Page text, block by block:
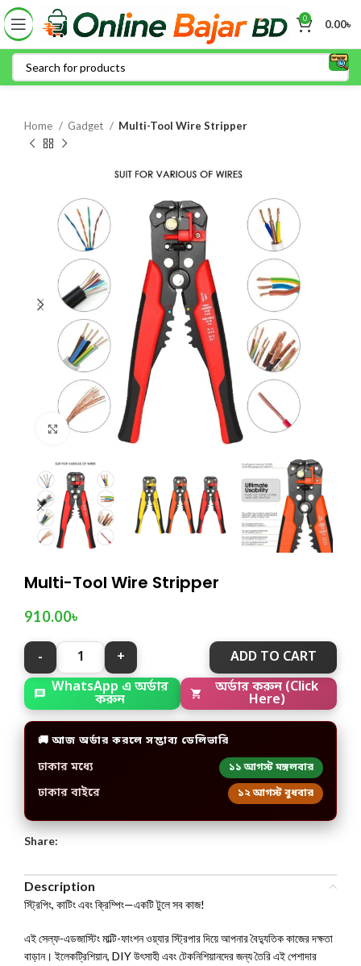
0 0.00৳
Home Gadget Multi-Tool Wire Stripper
Click to enlarge
Multi-Tool Wire Stripper
910.00৳
ADD TO CART
WhatsApp এ অর্ডার
করুন
অর্ডার করুন (Click
Here)
🚚 আজ অর্ডার করলে সম্ভাব্য ডেলিভারি
ঢাকার মধ্যে ১১ আগস্ট মঙ্গলবার
ঢাকার বাইরে ১২ আগস্ট বুধবার
Share:
Description
স্ট্রিপিং, কাটিং এবং ক্রিম্পিং—একটি টুলে সব কাজ!
এই সেল্ফ-এডজাস্টিং মাল্টি-ফাংশন ওয়্যার স্ট্রিপার দিয়ে আপনার বৈদ্যুতিক কাজের দক্ষতা
বাড়ান। ইলেকট্রিশিয়ান, DIY উৎসাহী এবং টেকনিশিয়ানদের জন্য তৈরি এই পেশাদার